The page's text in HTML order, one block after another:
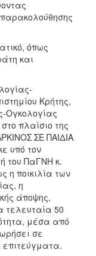
παρακολούθησης
όπως
και
Κρήτης,
Ογκολογίας
πλαίσιο της
ΣΕ ΠΑΙΔΙΑ
υπό τον
του ΠαΓΝΗ κ.
η ποικιλία των
η
άποψης,
τελευταία 50
μέσα από
σε
επιτεύγματα.